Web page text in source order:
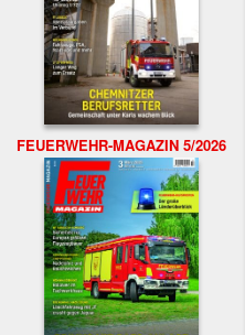
FEUERWEHR-MAGAZIN 5/2026